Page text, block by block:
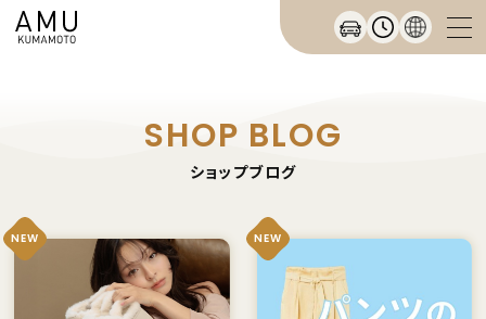
SHOP BLOG
ショップブログ
NEW NEW